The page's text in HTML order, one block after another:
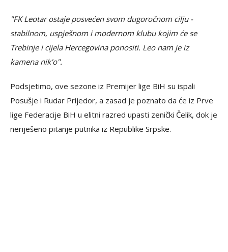
"FK Leotar ostaje posvećen svom dugoročnom cilju -
stabilnom, uspješnom i modernom klubu kojim će se
Trebinje i cijela Hercegovina ponositi. ​Leo nam je iz
kamena nik'o".
Podsjetimo, ove sezone iz Premijer lige BiH su ispali
Posušje i Rudar Prijedor, a zasad je poznato da će iz Prve
lige Federacije BiH u elitni razred upasti zenički Čelik, dok je
neriješeno pitanje putnika iz Republike Srpske.